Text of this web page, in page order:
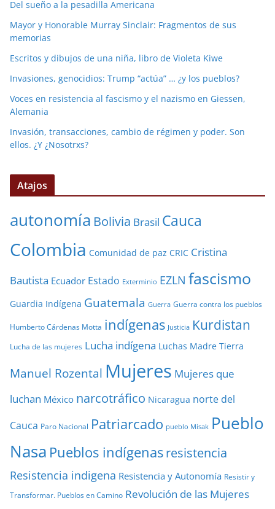
Del sueño a la pesadilla Americana
Mayor y Honorable Murray Sinclair: Fragmentos de sus
memorias
Escritos y dibujos de una niña, libro de Violeta Kiwe
Invasiones, genocidios: Trump “actúa” … ¿y los pueblos?
Voces en resistencia al fascismo y el nazismo en Giessen,
Alemania
Invasión, transacciones, cambio de régimen y poder. Son
ellos. ¿Y ¿Nosotrxs?
Atajos
autonomía Bolivia Brasil Cauca
Colombia Comunidad de paz CRIC Cristina
Bautista Ecuador Estado Exterminio EZLN fascismo
Guardia Indígena Guatemala Guerra Guerra contra los pueblos
Humberto Cárdenas Motta indígenas Justicia Kurdistan
Lucha de las mujeres Lucha indígena Luchas Madre Tierra
Manuel Rozental Mujeres Mujeres que
luchan México narcotráfico Nicaragua norte del
Cauca Paro Nacional Patriarcado pueblo Misak Pueblo
Nasa Pueblos indígenasresistencia
Resistencia indigena Resistencia y Autonomía Resistir y
Transformar. Pueblos en Camino Revolución de las Mujeres